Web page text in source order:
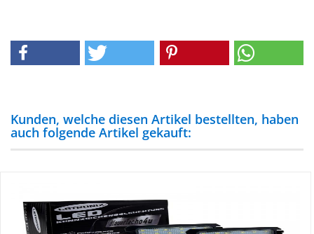
Kunden, welche diesen Artikel bestellten, haben
auch folgende Artikel gekauft: